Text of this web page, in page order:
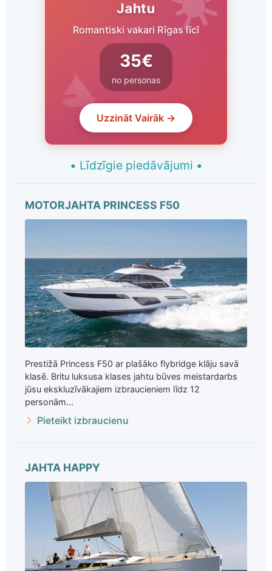
Jahtu
Romantiski vakari Rīgas līcī
35€
no personas
Uzzināt Vairāk →
• Līdzīgie piedāvājumi •
MOTORJAHTA PRINCESS F50
Prestižā Princess F50 ar plašāko flybridge klāju savā
klasē. Britu luksusa klases jahtu būves meistardarbs
jūsu ekskluzīvākajiem izbraucieniem līdz 12
personām...
Pieteikt izbraucienu
JAHTA HAPPY